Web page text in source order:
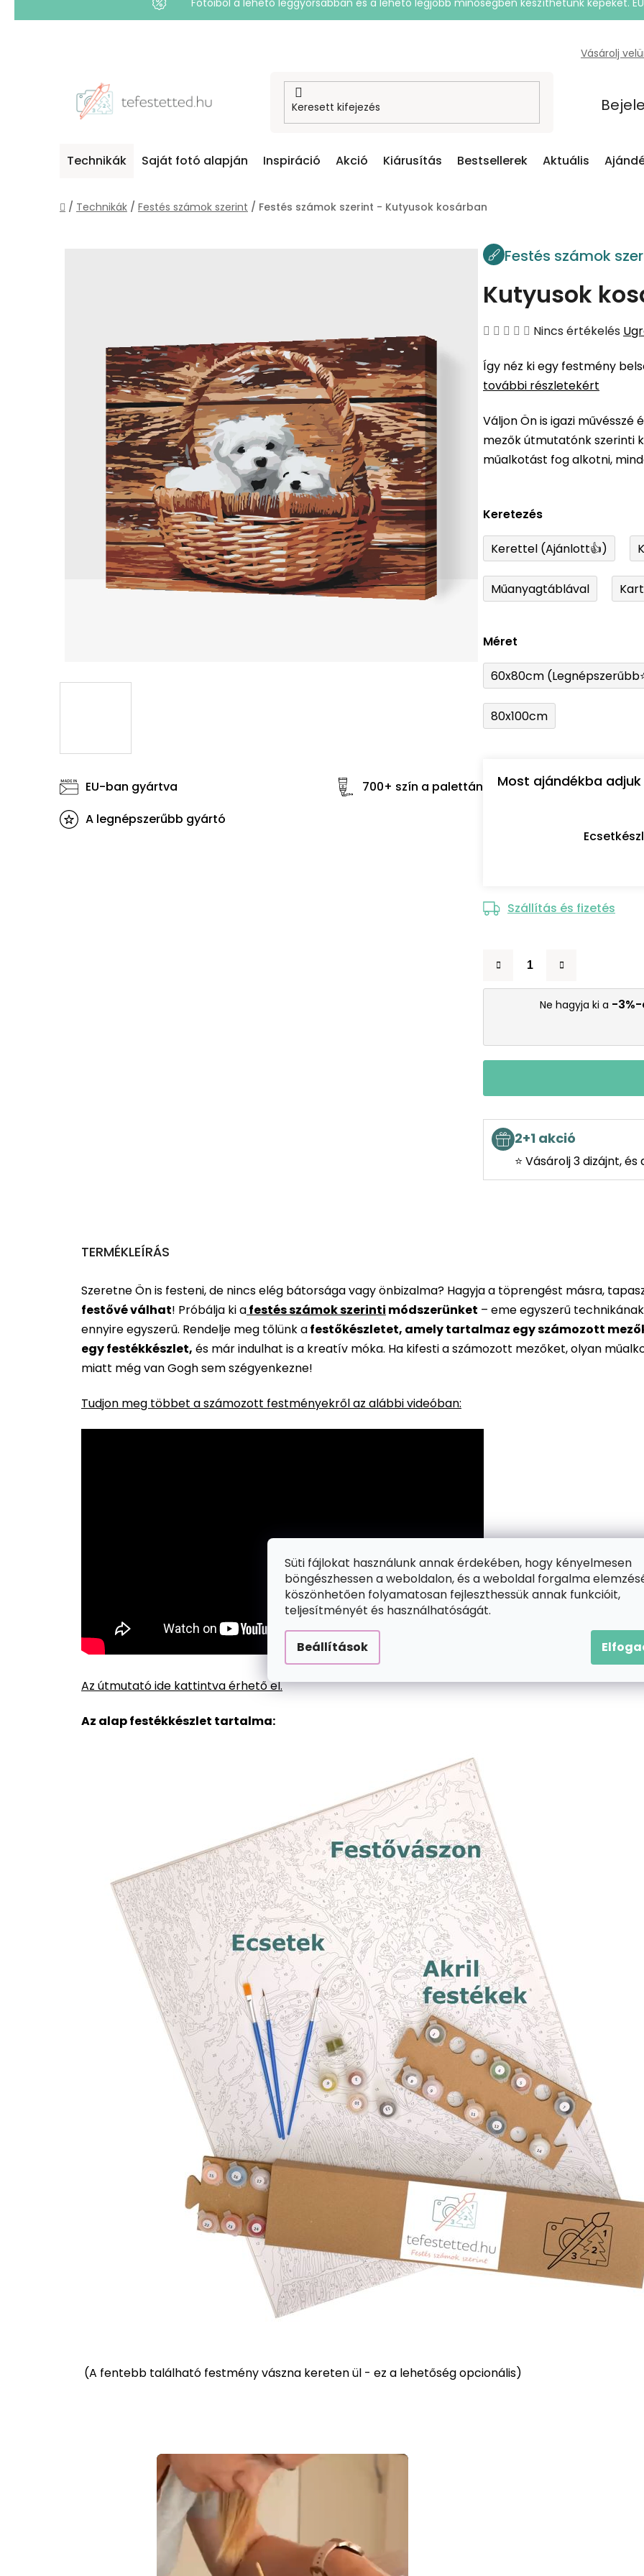
Süti fájlokat használunk annak érdekében, hogy kényelmesen
böngészhessen a weboldalon, és a weboldal forgalma
köszönhetően folyamatosan fejleszthessük annak funkcióit,
teljesítményét és használhatóságát.
Beállítások
Fotóiból a lehető leggyorsabban és a lehető legjobb minőségben készíthetünk képeket.
Vásárolj
Technikák Saját fotó alapján Inspiráció Akció Kiárusítás Bestsellerek Aktuális
Kezdőlap
/ Technikák / Festés számok szerint / Festés számok szerint - Kutyusok kosárban
Festés számok
Kutyusok
A
átlagos
értékelése
ből
0,0
csillag.
Nincs értékelés
Így néz ki egy festmény
további részletekért
Váljon Ön is igazi
mezők útmutatónk szerinti
műalkotást fog alkotni,
Keretezés
Kerettel (Ajánlott👍)
Műanyagtáblával
Méret
60x80cm
80x100cm
Most ajándékba
Szállítás és fizetés
Ne hagyja ki a -
2+1 akció
⭐ Vásárolj 3 dizájnt,
EU-ban gyártva
700+ szín a palettán
A legnépszerűbb gyártó
TERMÉKLEÍRÁS
Szeretne Ön is festeni, de nincs elég bátorsága vagy önbizalma? Hagyja a töprengést másra,
festővé válhat! Próbálja ki afestés számok szerinti módszerünket – eme egyszerű
ennyire egyszerű. Rendelje meg tőlünk afestőkészletet, amely tartalmaz egy számozott
egy festékkészlet, és már indulhat is a kreatív móka. Ha kifesti a számozott mezőket, olyan
miatt még van Gogh sem szégyenkezne!
Tudjon meg többet a számozott festményekről az alábbi videóban:
Az útmutató ide kattintva érhető el.
Az alap festékkészlet tartalma:
(A fentebb található festmény vászna kereten ül - ez a lehetőség opcionális)